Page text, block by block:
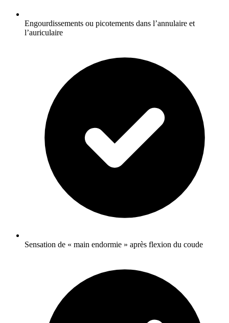
Engourdissements ou picotements dans l’annulaire et
l’auriculaire
Sensation de « main endormie » après flexion du coude